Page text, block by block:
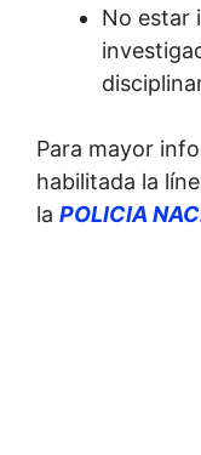
No estar
Para mayor
habilitada la
la POLICIA